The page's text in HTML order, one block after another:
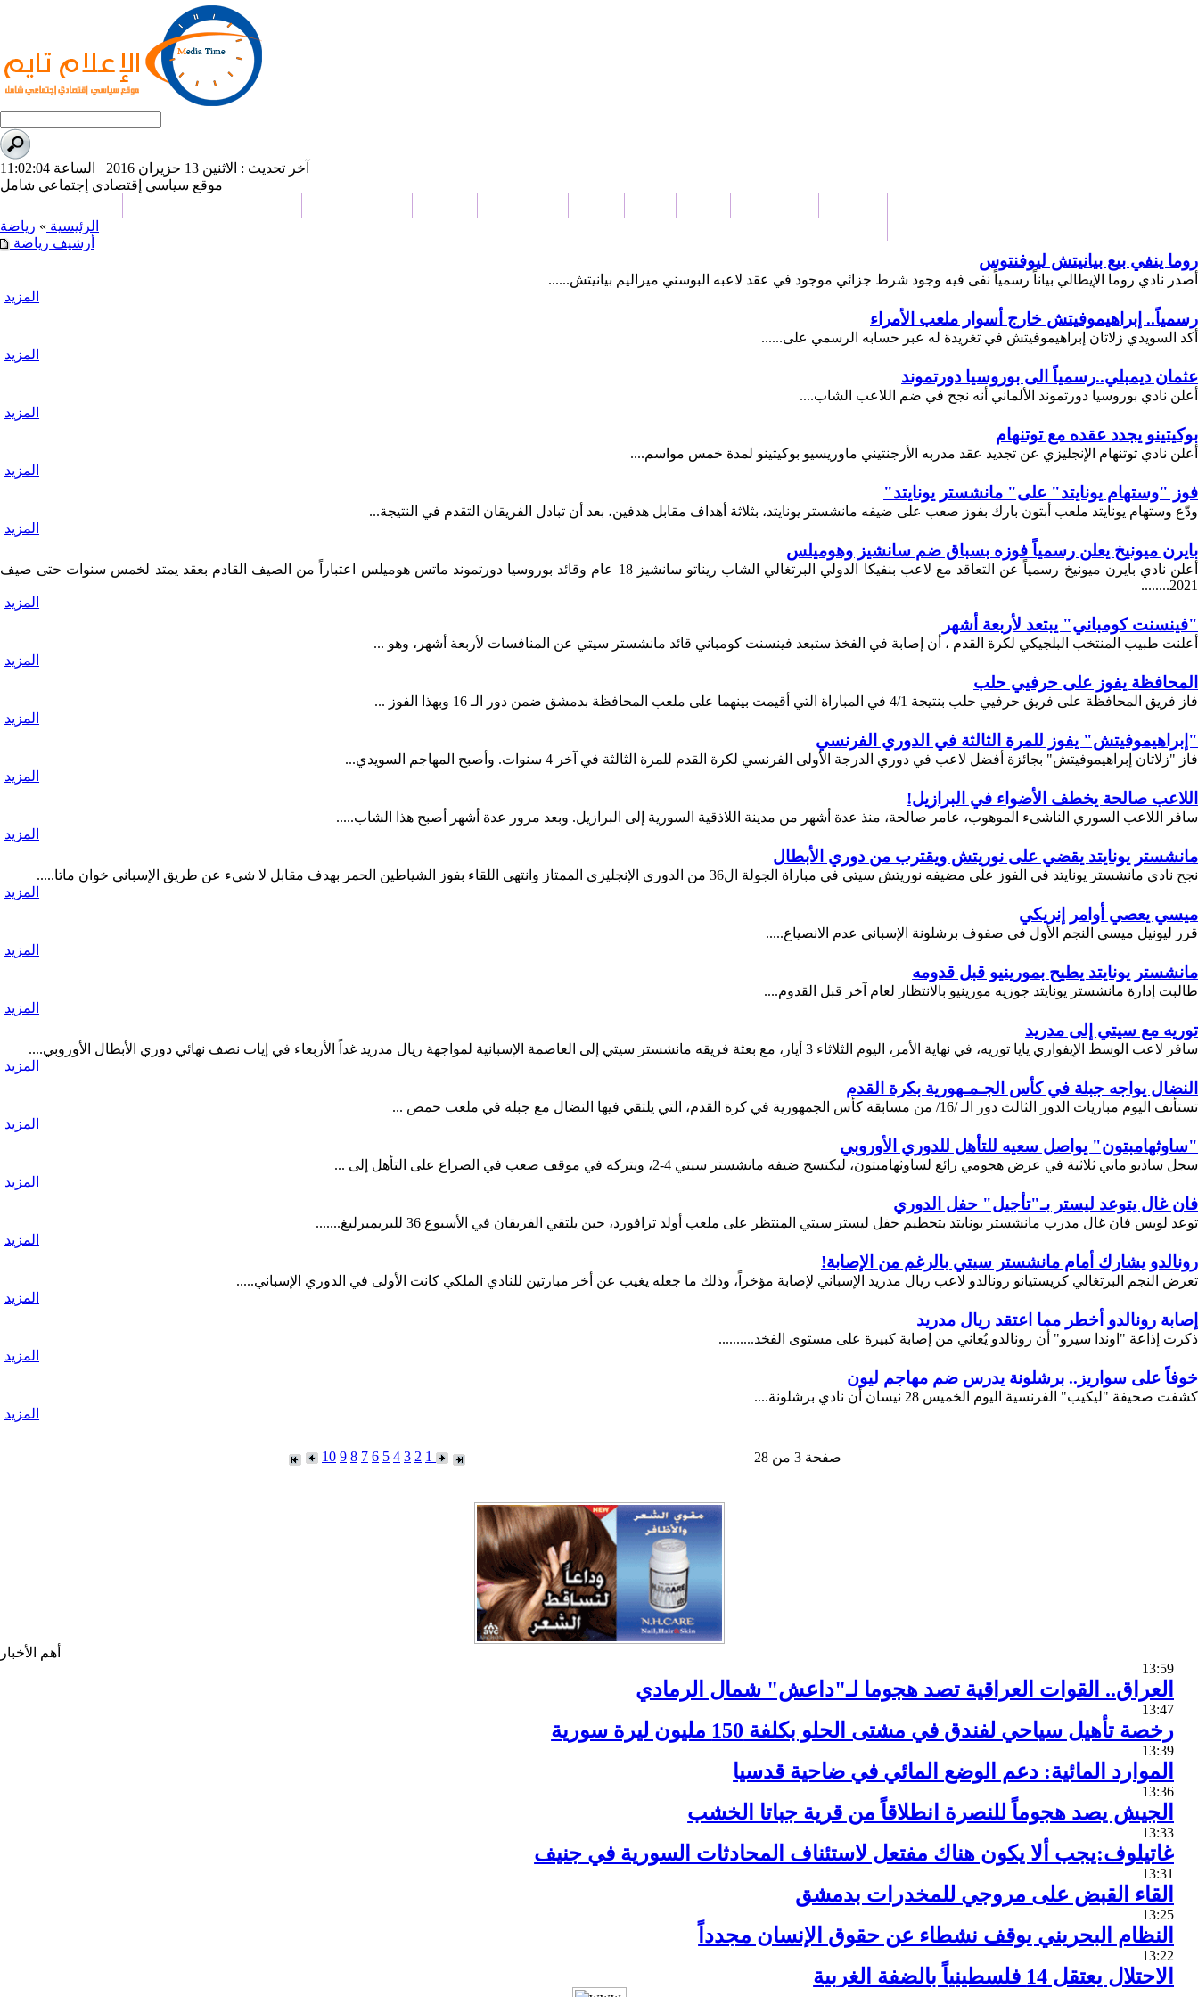
آخر تحديث : الاثنين 13 حزيران 2016 الساعة 11:02:04
موقع سياسي إقتصادي إجتماعي شامل
الرئيسية » رياضة
أرشيف رياضة
روما ينفي بيع بيانيتش ليوفنتوس
أصدر نادي روما الإيطالي بياناً رسمياً نفى فيه وجود شرط جزائي موجود في عقد لاعبه البوسني ميراليم بيانيتش......
المزيد
رسمياً.. إبراهيموفيتش خارج أسوار ملعب الأمراء
أكد السويدي زلاتان إبراهيموفيتش في تغريدة له عبر حسابه الرسمي على......
المزيد
عثمان ديمبلي..رسمياً الى بوروسيا دورتموند
أعلن نادي بوروسيا دورتموند الألماني أنه نجح في ضم اللاعب الشاب....
المزيد
بوكيتينو يجدد عقده مع توتنهام
أعلن نادي توتنهام الإنجليزي عن تجديد عقد مدربه الأرجنتيني ماوريسيو بوكيتينو لمدة خمس مواسم....
المزيد
فوز "وستهام يونايتد" على" مانشستر يونايتد"
ودّع وستهام يونايتد ملعب أبتون بارك بفوز صعب على ضيفه مانشستر يونايتد، بثلاثة أهداف مقابل هدفين، بعد أن تبادل الفريقان التقدم في النتيجة...
المزيد
بايرن ميونيخ يعلن رسمياً فوزه بسباق ضم سانشيز وهوميلس
أعلن نادي بايرن ميونيخ رسمياً عن التعاقد مع لاعب بنفيكا الدولي البرتغالي الشاب ريناتو سانشيز 18 عام وقائد بوروسيا دورتموند ماتس هوميلس اعتباراً من الصيف القادم بعقد يمتد لخمس سنوات حتى صيف
2021........
المزيد
"فينسنت كومباني" يبتعد لأربعة أشهر
أعلنت طبيب المنتخب البلجيكي لكرة القدم ، أن إصابة في الفخذ ستبعد فينسنت كومباني قائد مانشستر سيتي عن المنافسات لأربعة أشهر، وهو ...
المزيد
المحافظة يفوز على حرفيي حلب
فاز فريق المحافظة على فريق حرفيي حلب بنتيجة 4/1 في المباراة التي أقيمت بينهما على ملعب المحافظة بدمشق ضمن دور الـ 16 وبهذا الفوز ...
المزيد
"إبراهيموفيتش" يفوز للمرة الثالثة في الدوري الفرنسي
فاز "زلاتان إبراهيموفيتش" بجائزة أفضل لاعب في دوري الدرجة الأولى الفرنسي لكرة القدم للمرة الثالثة في آخر 4 سنوات. وأصبح المهاجم السويدي...
المزيد
اللاعب صالحة يخطف الأضواء في البرازيل!
سافر اللاعب السوري الناشىء الموهوب، عامر صالحة، منذ عدة أشهر من مدينة اللاذقية السورية إلى البرازيل. وبعد مرور عدة أشهر أصبح هذا الشاب.....
المزيد
مانشستر يونايتد يقضي على نوريتش ويقترب من دوري الأبطال
نجح نادي مانشستر يونايتد في الفوز على مضيفه نوريتش سيتي في مباراة الجولة ال36 من الدوري الإنجليزي الممتاز وانتهى اللقاء بفوز الشياطين الحمر بهدف مقابل لا شيء عن طريق الإسباني خوان ماتا.....
المزيد
ميسي يعصي أوامر إنريكي
قرر ليونيل ميسي النجم الأول في صفوف برشلونة الإسباني عدم الانصياع.....
المزيد
مانشستر يونايتد يطيح بمورينيو قبل قدومه
طالبت إدارة مانشستر يونايتد جوزيه مورينيو بالانتظار لعام آخر قبل القدوم....
المزيد
توريه مع سيتي إلى مدريد
سافر لاعب الوسط الإيفواري يايا توريه، في نهاية الأمر، اليوم الثلاثاء 3 أيار، مع بعثة فريقه مانشستر سيتي إلى العاصمة الإسبانية لمواجهة ريال مدريد غداً الأربعاء في إياب نصف نهائي دوري الأبطال الأوروبي....
المزيد
النضال يواجه جبلة في كأس الجـمـهورية بكرة القدم
تستأنف اليوم مباريات الدور الثالث دور الـ /16/ من مسابقة كأس الجمهورية في كرة القدم، التي يلتقي فيها النضال مع جبلة في ملعب حمص ...
المزيد
"ساوثهامبتون" يواصل سعيه للتأهل للدوري الأوروبي
سجل ساديو ماني ثلاثية في عرض هجومي رائع لساوثهامبتون، ليكتسح ضيفه مانشستر سيتي 4-2، ويتركه في موقف صعب في الصراع على التأهل إلى ...
المزيد
فان غال يتوعد ليستر بـ"تأجيل" حفل الدوري
توعد لويس فان غال مدرب مانشستر يونايتد بتحطيم حفل ليستر سيتي المنتظر على ملعب أولد ترافورد، حين يلتقي الفريقان في الأسبوع 36 للبريميرليغ.......
المزيد
رونالدو يشارك أمام مانشستر سيتي بالرغم من الإصابة!
تعرض النجم البرتغالي كريستيانو رونالدو لاعب ريال مدريد الإسباني لإصابة مؤخراً، وذلك ما جعله يغيب عن أخر مبارتين للنادي الملكي كانت الأولى في الدوري الإسباني.....
المزيد
إصابة رونالدو أخطر مما اعتقد ريال مدريد
ذكرت إذاعة "اوندا سيرو" أن رونالدو يُعاني من إصابة كبيرة على مستوى الفخد..........
المزيد
خوفاً على سواريز.. برشلونة يدرس ضم مهاجم ليون
كشفت صحيفة "ليكيب" الفرنسية اليوم الخميس 28 نيسان أن نادي برشلونة....
المزيد
1
2
3
4
5
6
7
8
9
10 صفحة 3 من 28
أهم الأخبار
13:59
العراق.. القوات العراقية تصد هجوما لـ"داعش" شمال الرمادي
13:47
رخصة تأهيل سياحي لفندق في مشتى الحلو بكلفة 150 مليون ليرة سورية
13:39
الموارد المائية: دعم الوضع المائي في ضاحية قدسيا
13:36
الجيش يصد هجوماً للنصرة انطلاقاً من قرية جباتا الخشب
13:33
غاتيلوف:يجب ألا يكون هناك مفتعل لاستئناف المحادثات السورية في جنيف
13:31
القاء القبض على مروجي للمخدرات بدمشق
13:25
النظام البحريني يوقف نشطاء عن حقوق الإنسان مجدداً
13:22
الاحتلال يعتقل 14 فلسطينياً بالضفة الغربية